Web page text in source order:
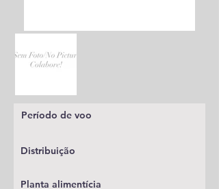
Período de voo
Distribuição
Planta alimentícia